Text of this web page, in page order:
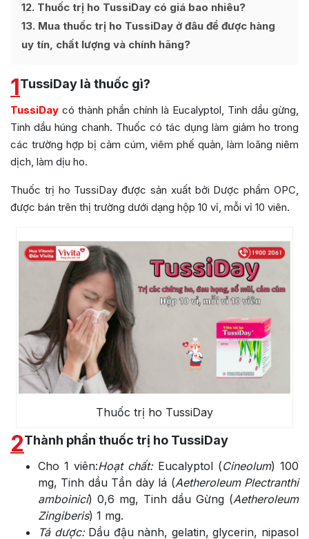
12 Thuốc trị ho TussiDay có giá bao nhiêu?
13 Mua thuốc trị ho TussiDay ở đâu để được hàng
uy tín, chất lượng và chính hãng?
1TussiDay là thuốc gì?
TussiDay có thành phần chính là Eucalyptol, Tinh dầu gừng,
Tinh dầu húng chanh. Thuốc có tác dụng làm giảm ho trong
các trường hợp bị cảm cúm, viêm phế quản, làm loãng niêm
dịch, làm dịu ho.
Thuốc trị ho TussiDay được sản xuất bởi Dược phẩm OPC,
được bán trên thị trường dưới dạng hộp 10 vỉ, mỗi vỉ 10 viên.
Thuốc trị ho TussiDay
2Thành phần thuốc trị ho TussiDay
Cho 1 viên:Hoạt chất:Eucalyptol (Cineolum) 100
mg, Tinh dầu Tần dày lá (Aetheroleum Plectranthi
amboinici) 0,6 mg, Tinh dầu Gừng (Aetheroleum
Zingiberis) 1 mg.
Tá dược:Dầu đậu nành, gelatin, glycerin, nipasol